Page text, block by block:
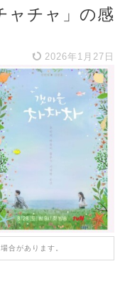
ャチャ」の感
2026年1月27日
合があります。